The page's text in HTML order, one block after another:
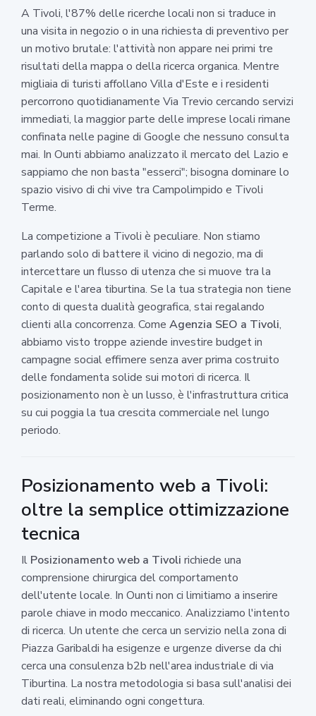
A Tivoli, l'87% delle ricerche locali non si traduce in
una visita in negozio o in una richiesta di preventivo per
un motivo brutale: l'attività non appare nei primi tre
risultati della mappa o della ricerca organica. Mentre
migliaia di turisti affollano Villa d'Este e i residenti
percorrono quotidianamente Via Trevio cercando servizi
immediati, la maggior parte delle imprese locali rimane
confinata nelle pagine di Google che nessuno consulta
mai. In Ounti abbiamo analizzato il mercato del Lazio e
sappiamo che non basta "esserci"; bisogna dominare lo
spazio visivo di chi vive tra Campolimpido e Tivoli
Terme.
La competizione a Tivoli è peculiare. Non stiamo
parlando solo di battere il vicino di negozio, ma di
intercettare un flusso di utenza che si muove tra la
Capitale e l'area tiburtina. Se la tua strategia non tiene
conto di questa dualità geografica, stai regalando
clienti alla concorrenza. Come Agenzia SEO a Tivoli,
abbiamo visto troppe aziende investire budget in
campagne social effimere senza aver prima costruito
delle fondamenta solide sui motori di ricerca. Il
posizionamento non è un lusso, è l'infrastruttura critica
su cui poggia la tua crescita commerciale nel lungo
periodo.
Posizionamento web a Tivoli:
oltre la semplice ottimizzazione
tecnica
Il Posizionamento web a Tivoli richiede una
comprensione chirurgica del comportamento
dell'utente locale. In Ounti non ci limitiamo a inserire
parole chiave in modo meccanico. Analizziamo l'intento
di ricerca. Un utente che cerca un servizio nella zona di
Piazza Garibaldi ha esigenze e urgenze diverse da chi
cerca una consulenza b2b nell'area industriale di via
Tiburtina. La nostra metodologia si basa sull'analisi dei
dati reali, eliminando ogni congettura.